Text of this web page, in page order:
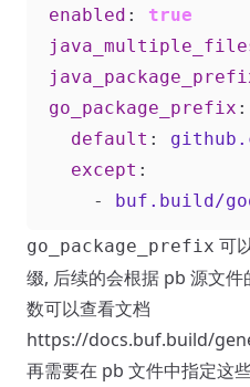
enabled :
true
go_package_prefix :
default :
except :
- buf.build/
go_package_prefix 可
缀, 后续的会根据 pb 源文
数可以查看文档
https://docs.buf.build/
再需要在 pb 文件中指定这